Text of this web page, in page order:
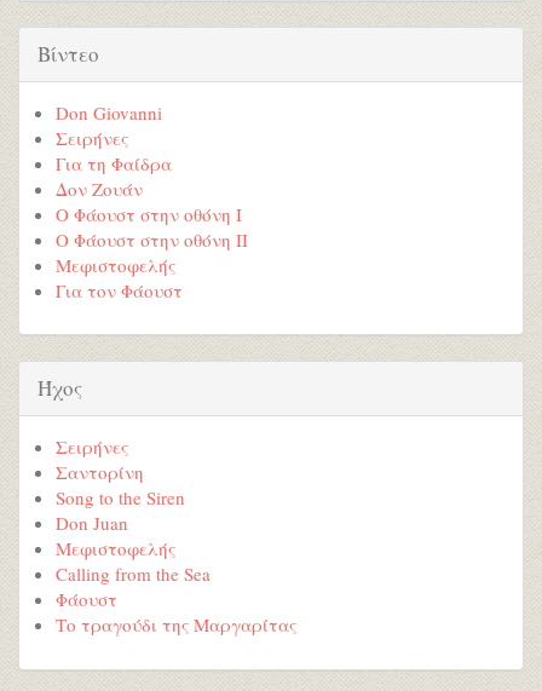
Βίντεο
Don Giovanni
Σειρήνες
Για τη Φαίδρα
Δον Ζουάν
Ο Φάουστ στην οθόνη Ι
Ο Φάουστ στην οθόνη ΙI
Μεφιστοφελής
Για τον Φάουστ
Ήχος
Σειρήνες
Σαντορίνη
Song to the Siren
Don Juan
Μεφιστοφελής
Calling from the Sea
Φάουστ
Το τραγούδι της Μαργαρίτας